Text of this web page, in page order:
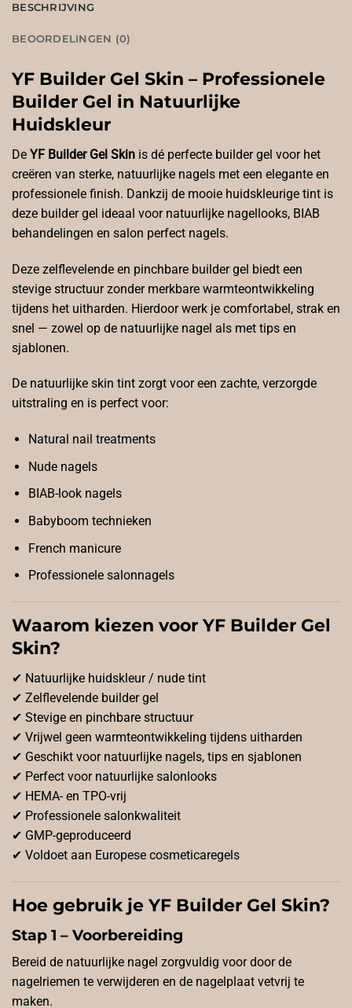
BESCHRIJVING
BEOORDELINGEN (0)
YF Builder Gel Skin – Professionele
Builder Gel in Natuurlijke
Huidskleur
De YF Builder Gel Skin is dé perfecte builder gel voor het
creëren van sterke, natuurlijke nagels met een elegante en
professionele finish. Dankzij de mooie huidskleurige tint is
deze builder gel ideaal voor natuurlijke nagellooks, BIAB
behandelingen en salon perfect nagels.
Deze zelflevelende en pinchbare builder gel biedt een
stevige structuur zonder merkbare warmteontwikkeling
tijdens het uitharden. Hierdoor werk je comfortabel, strak en
snel — zowel op de natuurlijke nagel als met tips en
sjablonen.
De natuurlijke skin tint zorgt voor een zachte, verzorgde
uitstraling en is perfect voor:
Natural nail treatments
Nude nagels
BIAB-look nagels
Babyboom technieken
French manicure
Professionele salonnagels
Waarom kiezen voor YF Builder Gel
Skin?
✔ Natuurlijke huidskleur / nude tint
✔ Zelflevelende builder gel
✔ Stevige en pinchbare structuur
✔ Vrijwel geen warmteontwikkeling tijdens uitharden
✔ Geschikt voor natuurlijke nagels, tips en sjablonen
✔ Perfect voor natuurlijke salonlooks
✔ HEMA- en TPO-vrij
✔ Professionele salonkwaliteit
✔ GMP-geproduceerd
✔ Voldoet aan Europese cosmeticaregels
Hoe gebruik je YF Builder Gel Skin?
Stap 1 – Voorbereiding
Bereid de natuurlijke nagel zorgvuldig voor door de
nagelriemen te verwijderen en de nagelplaat vetvrij te
maken.